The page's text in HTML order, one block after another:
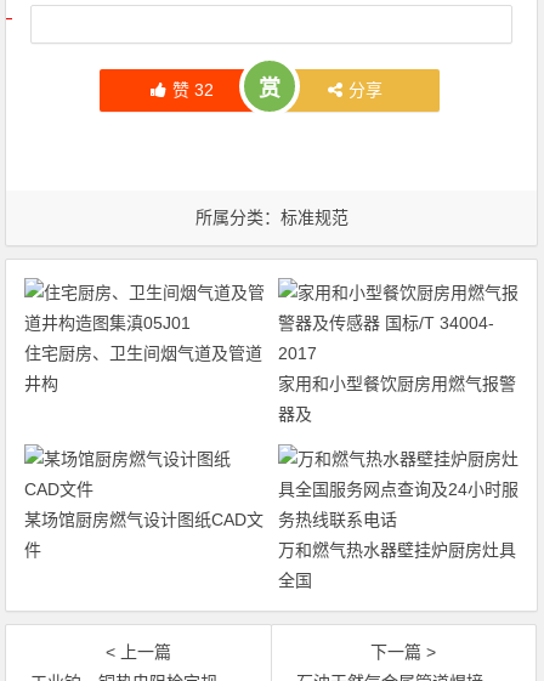
文章导航
赞 32 赏 分享
所属分类： 标准规范
住宅厨房、卫生间烟气道及管道
井构
家用和小型餐饮厨房用燃气报警
器及
某场馆厨房燃气设计图纸CAD文
件
万和燃气热水器壁挂炉厨房灶具
全国
< 上一篇
下一篇 >